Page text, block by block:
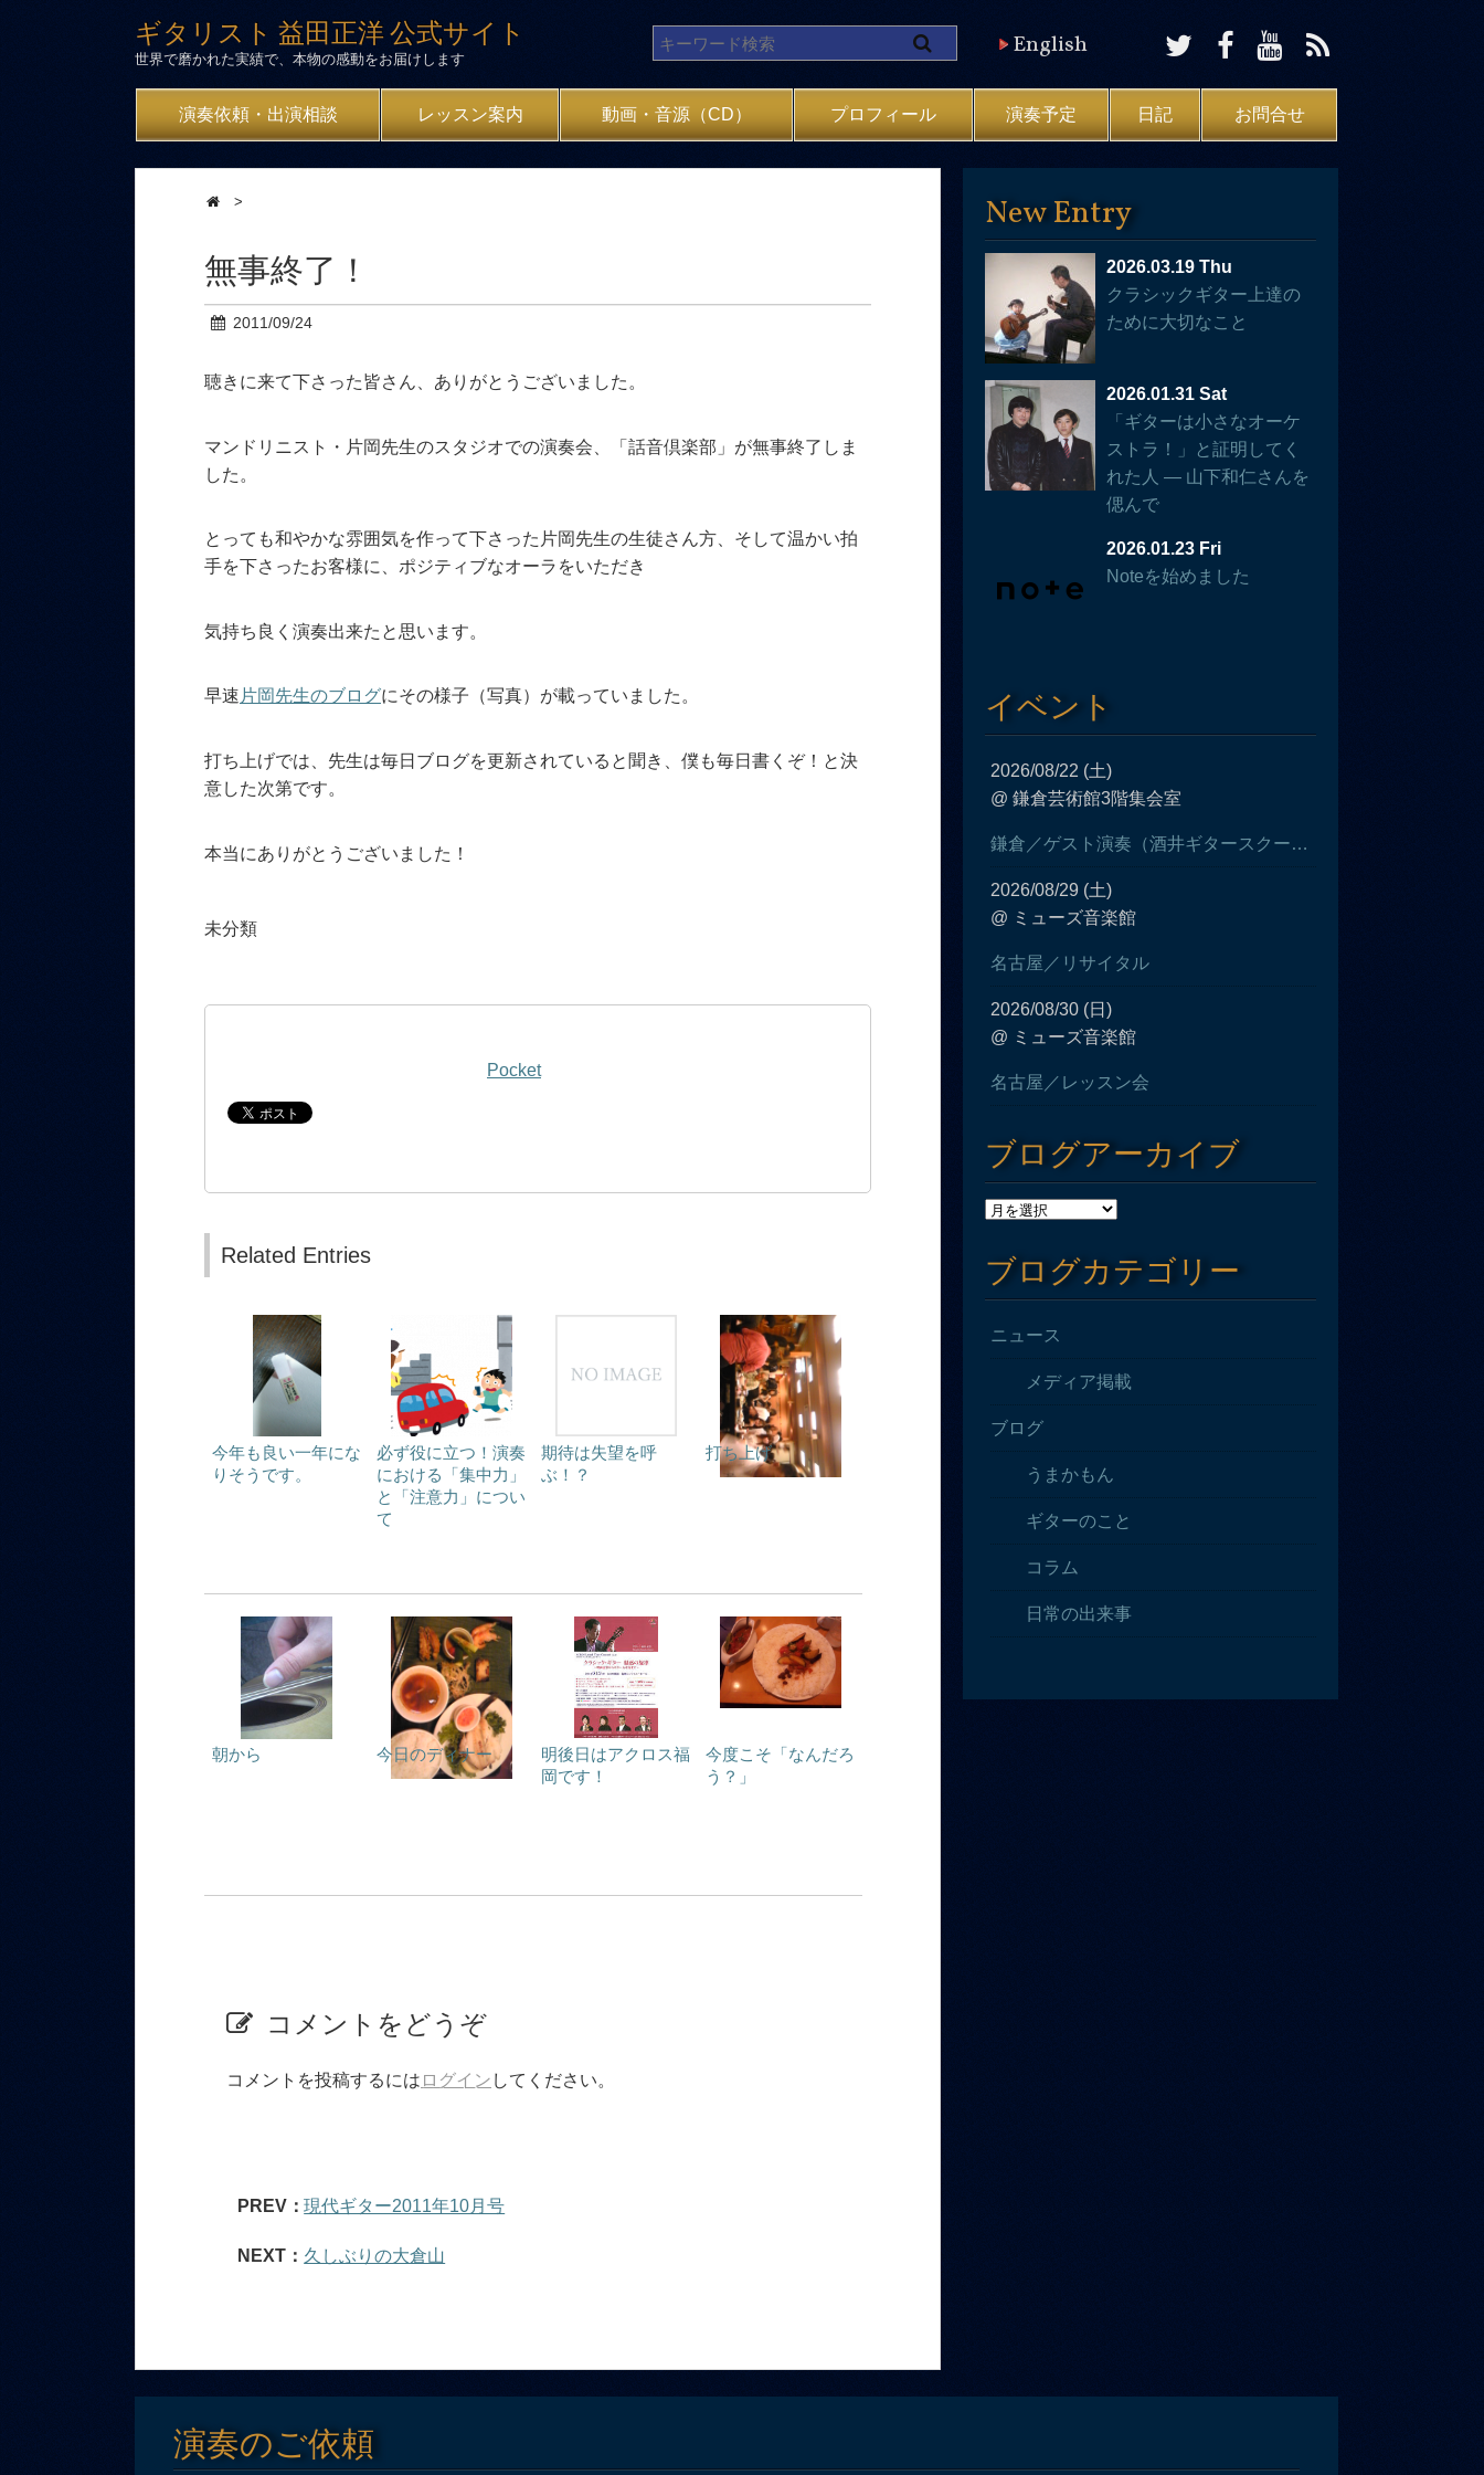
ギタリスト 益田正洋 公式サイト
世界で磨かれた実績で、本物の感動をお届けします English
演奏依頼・出演相談 レッスン案内 動画・音源（CD） プロフィール 演奏予定 日記 お問合せ
>
無事終了！
2011/09/24
聴きに来て下さった皆さん、ありがとうございました。
マンドリニスト・片岡先生のスタジオでの演奏会、「話音倶楽部」が無事終了しま
した。
とっても和やかな雰囲気を作って下さった片岡先生の生徒さん方、そして温かい拍
手を下さったお客様に、ポジティブなオーラをいただき
気持ち良く演奏出来たと思います。
早速片岡先生のブログにその様子（写真）が載っていました。
打ち上げでは、先生は毎日ブログを更新されていると聞き、僕も毎日書くぞ！と決
意した次第です。
本当にありがとうございました！
未分類
Pocket
Related Entries
今年も良い一年にな
りそうです。
必ず役に立つ！演奏
における「集中力」
と「注意力」につい
て
期待は失望を呼
ぶ！？
打ち上げ
朝から 今日のディナー
明後日はアクロス福
岡です！
今度こそ「なんだろ
う？」
コメントをどうぞ
コメントを投稿するには ログイン してください。
PREV：現代ギター2011年10月号
NEXT： 久しぶりの大倉山
New Entry
2026.03.19 Thu
クラシックギター上達の
ために大切なこと
2026.01.31 Sat
「ギターは小さなオーケ
ストラ！」と証明してく
れた人 — 山下和仁さんを
偲んで
2026.01.23 Fri
Noteを始めました
イベント
2026/08/22 (土)
@ 鎌倉芸術館3階集会室
鎌倉／ゲスト演奏（酒井ギタースクール発表会）
2026/08/29 (土)
@ ミューズ音楽館
名古屋／リサイタル
2026/08/30 (日)
@ ミューズ音楽館
名古屋／レッスン会
ブログアーカイブ
ブログカテゴリー
ニュース
メディア掲載
ブログ
うまかもん
ギターのこと
コラム
日常の出来事
演奏のご依頼